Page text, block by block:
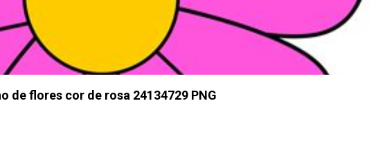
de flores cor de rosa 24134729 PNG